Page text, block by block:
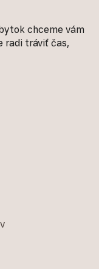
chceme vám
radi tráviť čas,